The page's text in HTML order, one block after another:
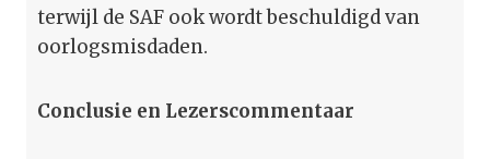
terwijl de SAF ook wordt beschuldigd van
oorlogsmisdaden.
Conclusie en Lezerscommentaar